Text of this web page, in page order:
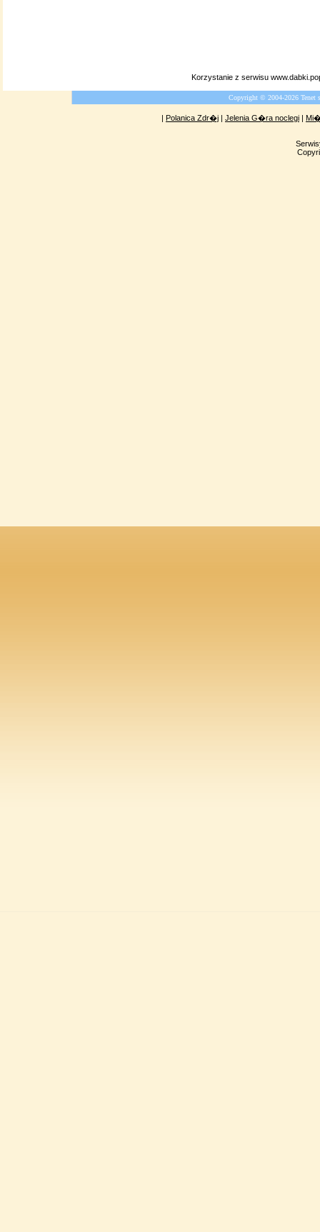
Korzystanie z serwisu
Copyright © 2004-2026
| Polanica Zdr�j | Jelenia G�ra noclegi |